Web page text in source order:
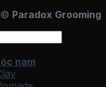
© Paradox Grooming
nam